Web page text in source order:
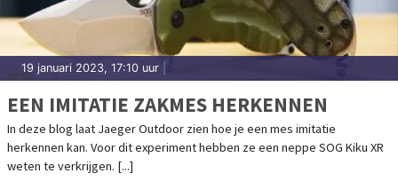
19 januari 2023, 17:10 uur
EEN IMITATIE ZAKMES HERKENNEN
In deze blog laat Jaeger Outdoor zien hoe je een mes imitatie
herkennen kan. Voor dit experiment hebben ze een neppe SOG Kiku XR
weten te verkrijgen. [...]